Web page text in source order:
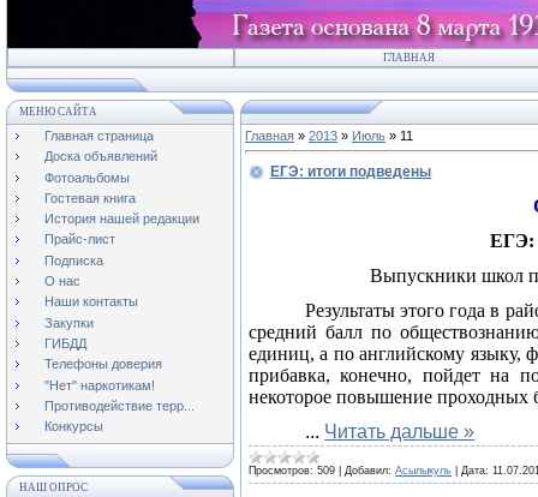
ГЛАВНАЯ
МЕНЮ САЙТА
Главная страница
Доска объявлений
Фотоальбомы
Гостевая книга
История нашей редакции
Прайс-лист
Подписка
О нас
Наши контакты
Закупки
ГИБДД
Телефоны доверия
"Нет" наркотикам!
Противодействие терр...
Конкурсы
НАШ ОПРОС
Главная » 2013 » Июль » 11
ЕГЭ: итоги подведены
ЕГЭ:
Выпускники школ
Результаты этого года в
средний балл по
единиц, а по английскому языку,
прибавка, конечно, пойдет на
некоторое повышение проходных
... Читать дальше »
Просмотров: 509 Добавил: Асылыкуль Дата: